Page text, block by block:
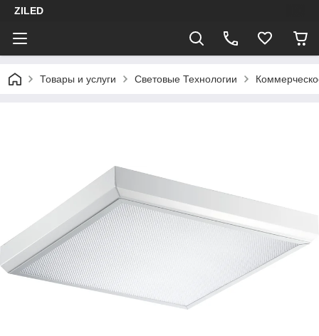
ZILED
Товары и услуги Световые Технологии